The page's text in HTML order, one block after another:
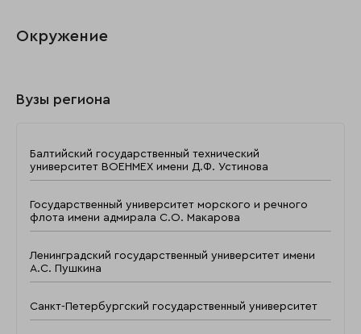
Окружение
Вузы региона
Балтийский государственный технический
университет ВОЕНМЕХ имени Д.Ф. Устинова
Государственный университет морского и речного
флота имени адмирала С.О. Макарова
Ленинградский государственный университет имени
А.С. Пушкина
Санкт-Петербургский государственный университет